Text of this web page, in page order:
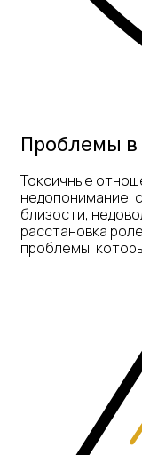
Проблемы
Токсичные
недопонимание,
близости,
расстановка
проблемы,